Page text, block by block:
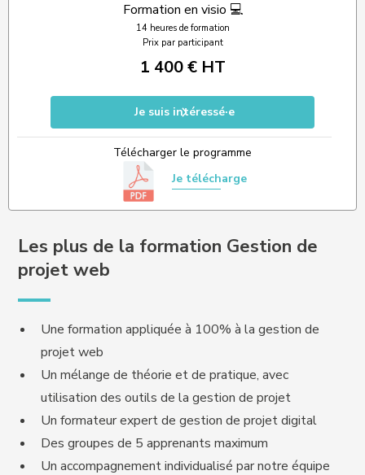
Formation en visio 💻
14 heures de formation
Prix par participant
1 400 € HT
Je suis intéressé·e
Télécharger le programme
Je télécharge
Les plus de la formation Gestion de
projet web
Une formation appliquée à 100% à la gestion de
projet web
Un mélange de théorie et de pratique, avec
utilisation des outils de la gestion de projet
Un formateur expert de gestion de projet digital
Des groupes de 5 apprenants maximum
Un accompagnement individualisé par notre équipe